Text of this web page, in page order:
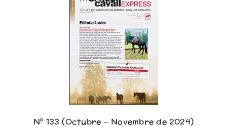
Nº 133 (Octubre – Novembre de 2024)